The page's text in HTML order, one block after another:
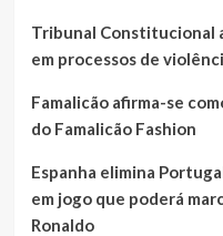
Tribunal Constitucional
em processos de
Famalicão afirma-se
do Famalicão Fashion
Espanha elimina
em jogo que poderá
Ronaldo